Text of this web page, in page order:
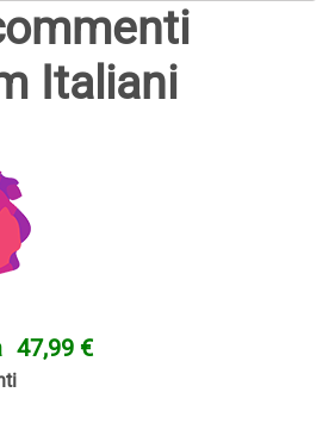
Italiani
47,99 €